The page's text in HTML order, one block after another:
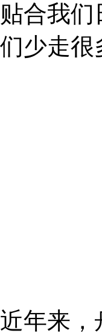
贴合我
们少走很
近年来，